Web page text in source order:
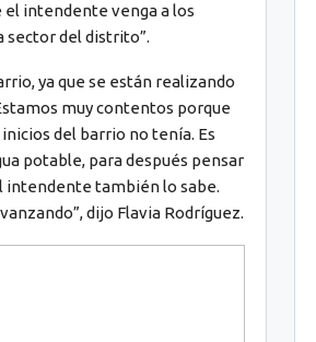
intendente venga a los
sector del distrito”.
ya que se están realizando
muy contentos porque
del barrio no tenía. Es
potable, para después pensar
intendente también lo sabe.
dijo Flavia Rodríguez.